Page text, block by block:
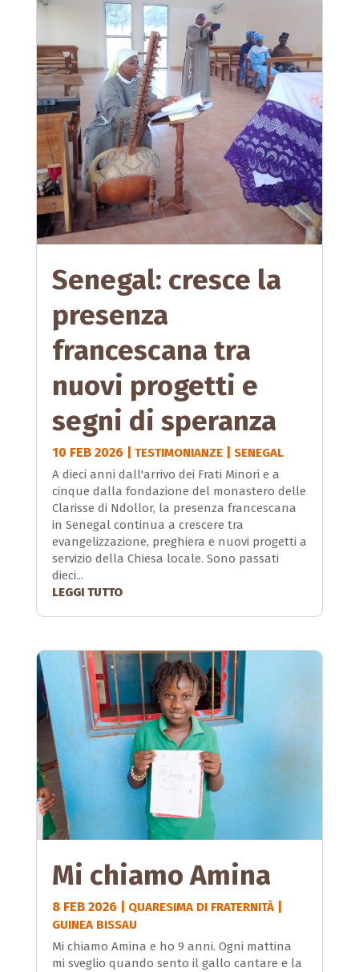
Senegal: cresce la
presenza
francescana tra
nuovi progetti e
segni di speranza
10 FEB 2026 TESTIMONIANZE| SENEGAL
A dieci anni dall'arrivo dei Frati Minori e a
cinque dalla fondazione del monastero delle
Clarisse di Ndollor, la presenza francescana
in Senegal continua a crescere tra
evangelizzazione, preghiera e nuovi progetti a
servizio della Chiesa locale. Sono passati
dieci...
LEGGI TUTTO
Mi chiamo Amina
8 FEB 2026 QUARESIMA DI FRATERNITÀ|
GUINEA BISSAU
Mi chiamo Amina e ho 9 anni. Ogni mattina
mi sveglio quando sento il gallo cantare e la